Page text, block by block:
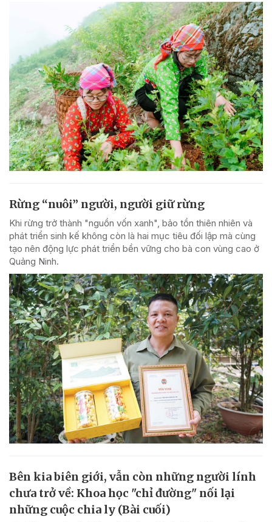
Rừng “nuôi” người, người giữ rừng
Khi rừng trở thành "nguồn vốn xanh", bảo tồn thiên nhiên và
phát triển sinh kế không còn là hai mục tiêu đối lập mà cùng
tạo nên động lực phát triển bền vững cho bà con vùng cao ở
Quảng Ninh.
Bên kia biên giới, vẫn còn những người lính
chưa trở về: Khoa học "chỉ đường" nối lại
những cuộc chia ly (Bài cuối)